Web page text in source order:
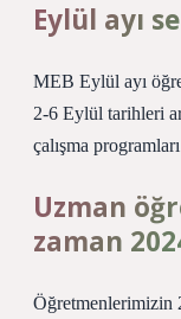
Eylül ayı
MEB Eylül ayı
2-6 Eylül tarihleri
çalışma
Uzman
zaman
Öğretmenlerimizin